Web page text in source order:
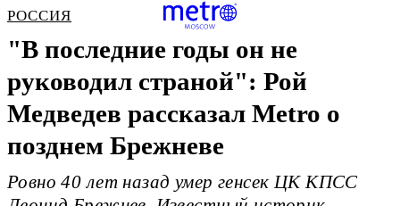
РОССИЯ
"В последние годы он не
руководил страной": Рой
Медведев рассказал Metro о
позднем Брежневе
Ровно 40 лет назад умер генсек ЦК КПСС